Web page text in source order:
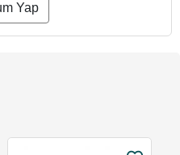
Yap